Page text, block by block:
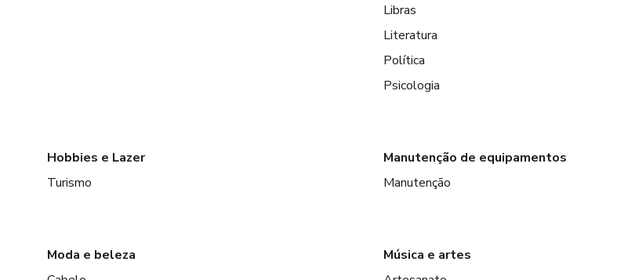
Libras
Literatura
Política
Psicologia
Hobbies e Lazer
Turismo
Manutenção de equipamentos
Manutenção
Moda e beleza
Música e artes